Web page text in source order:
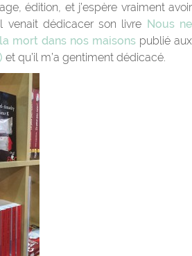
édition, et j’espère vraiment avoir
venait dédicacer son livre Nous ne
mort dans nos maisons publié aux
et qu’il m’a gentiment dédicacé.